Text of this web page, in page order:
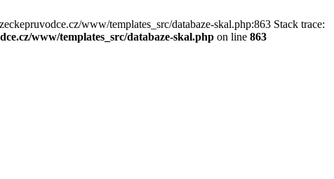
www/templates_src/databaze-skal.php:863 Stack trace:
www/templates_src/databaze-skal.php on line 863